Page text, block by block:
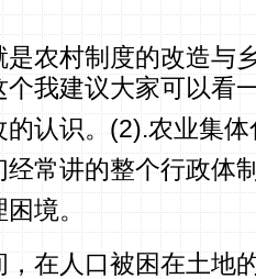
是农村制度的改造与
我建议大家可以看
认识。(2).农业集
常讲的整个行政体
境。
，在人口被困在土地